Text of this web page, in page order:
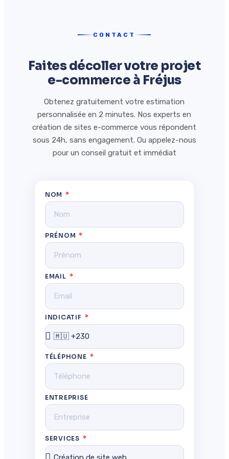
CONTACT
Faites décoller votre projet
e-commerce à Fréjus
Obtenez gratuitement votre estimation
personnalisée en 2 minutes. Nos experts en
création de sites e-commerce vous répondent
sous 24h, sans engagement. Ou appelez-nous
pour un conseil gratuit et immédiat
NOM
PRÉNOM
EMAIL
INDICATIF
TÉLÉPHONE
ENTREPRISE
SERVICES